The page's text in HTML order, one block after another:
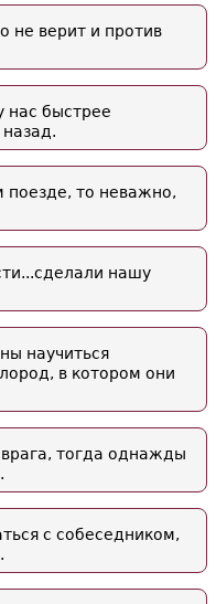
не верит и против
нас быстрее
поезде, то неважно,
нашу
научиться
в котором они
тогда однажды
с собеседником,